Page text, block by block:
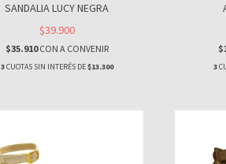
SANDALIA LUCY NEGRA
$39.900
$35.910CON A CONVENIR
3CUOTAS SIN INTERÉS DE$13.300 3